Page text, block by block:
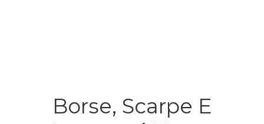
Borse, Scarpe E